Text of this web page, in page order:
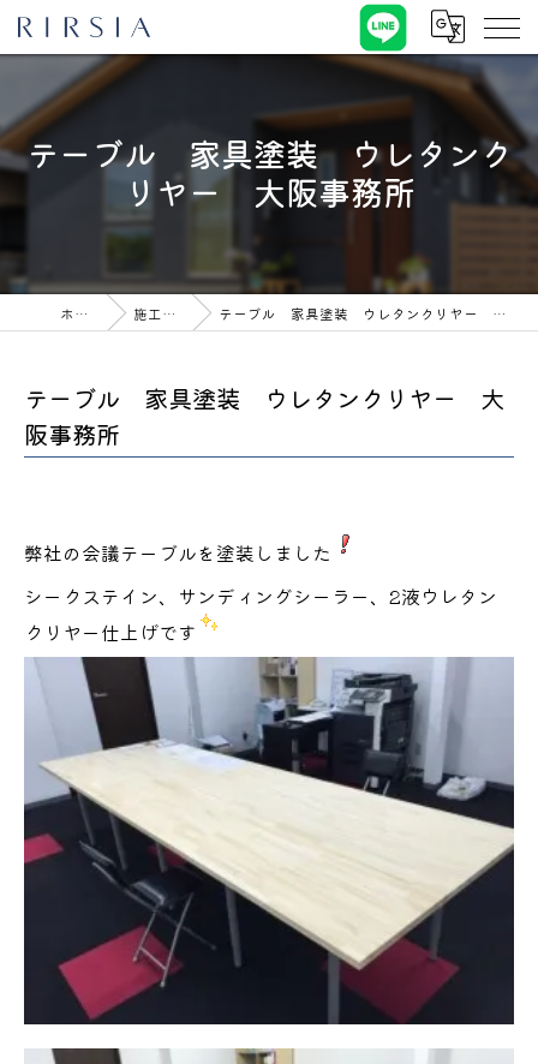
テーブル 家具塗装 ウレタンク
リヤー 大阪事務所
ホーム 施工事例 テーブル 家具塗装 ウレタンクリヤー 大阪事務所
テーブル 家具塗装 ウレタンクリヤー 大
阪事務所
弊社の会議テーブルを塗装しました
シークステイン、サンディングシーラー、2液ウレタン
クリヤー仕上げです